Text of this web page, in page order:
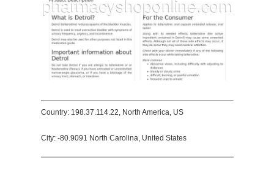
Country: 198.37.114.22, North America, US
City: -80.9091 North Carolina, United States